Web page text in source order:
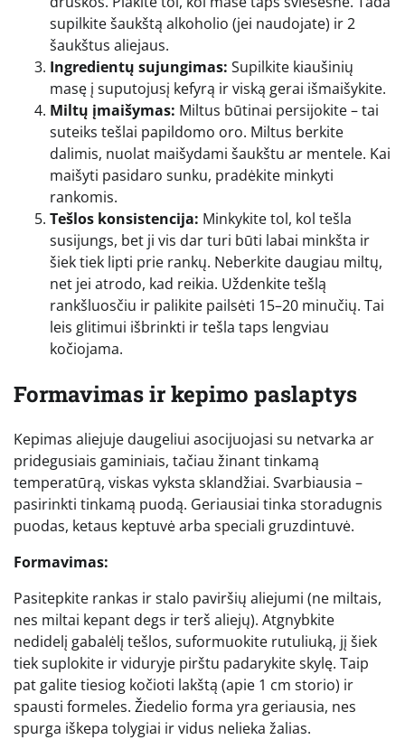
supilkite šaukštą alkoholio (jei naudojate) ir 2
šaukštus aliejaus.
Ingredientų sujungimas: Supilkite kiaušinių
masę į suputojusį kefyrą ir viską gerai išmaišykite.
Miltų įmaišymas: Miltus būtinai persijokite – tai
suteiks tešlai papildomo oro. Miltus berkite
dalimis, nuolat maišydami šaukštu ar mentele. Kai
maišyti pasidaro sunku, pradėkite minkyti
rankomis.
Tešlos konsistencija: Minkykite tol, kol tešla
susijungs, bet ji vis dar turi būti labai minkšta ir
šiek tiek lipti prie rankų. Neberkite daugiau miltų,
net jei atrodo, kad reikia. Uždenkite tešlą
rankšluosčiu ir palikite pailsėti 15–20 minučių. Tai
leis glitimui išbrinkti ir tešla taps lengviau
kočiojama.
Formavimas ir kepimo paslaptys
Kepimas aliejuje daugeliui asocijuojasi su netvarka ar
pridegusiais gaminiais, tačiau žinant tinkamą
temperatūrą, viskas vyksta sklandžiai. Svarbiausia –
pasirinkti tinkamą puodą. Geriausiai tinka storadugnis
puodas, ketaus keptuvė arba speciali gruzdintuvė.
Formavimas:
Pasitepkite rankas ir stalo paviršių aliejumi (ne miltais,
nes miltai kepant degs ir terš aliejų). Atgnybkite
nedidelį gabalėlį tešlos, suformuokite rutuliuką, jį šiek
tiek suplokite ir viduryje pirštu padarykite skylę. Taip
pat galite tiesiog kočioti lakštą (apie 1 cm storio) ir
spausti formeles. Žiedelio forma yra geriausia, nes
spurga iškepa tolygiai ir vidus nelieka žalias.